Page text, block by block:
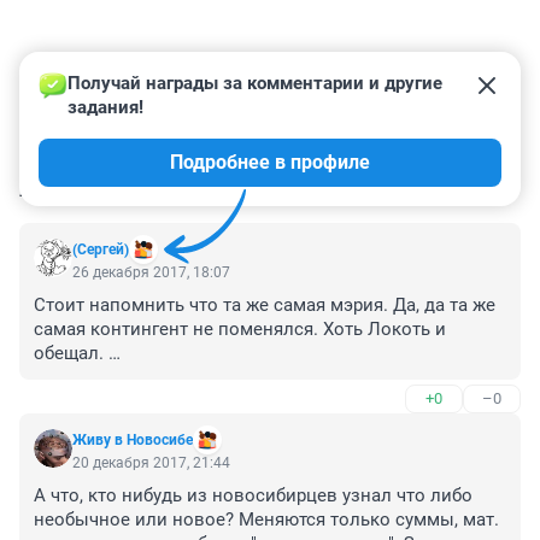
КОММЕНТАРИИ 409
(Сергей)
Получай награды за комментарии и другие
задания!
Подробнее в профиле
26 декабря 2017, 18:07
Стоит напомнить что та же самая мэрия. Да, да та же
самая контингент не поменялся. Хоть Локоть и
обещал.
+0 –0
Живу в Новосибе
20 декабря 2017, 21:44
А что, кто нибудь из новосибирцев узнал что либо
необычное или новое? Меняются только суммы, мат.